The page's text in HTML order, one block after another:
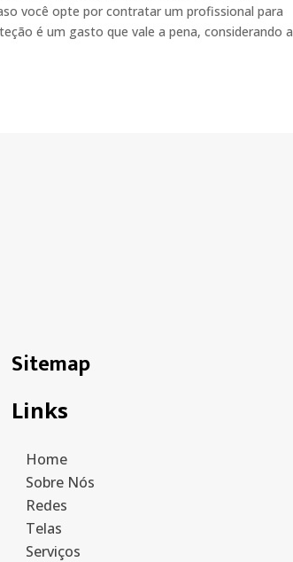
você opte por contratar um profissional para
é um gasto que vale a pena, considerando a
Sitemap
Links
Home
Sobre Nós
Redes
Telas
Serviços